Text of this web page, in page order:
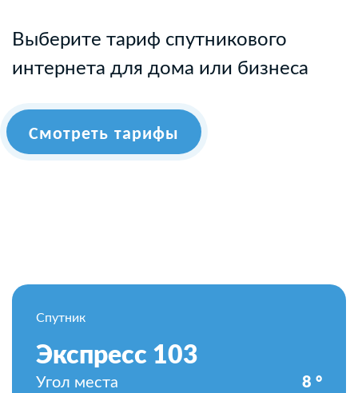
Выберите тариф спутникового
интернета для дома или бизнеса
Смотреть тарифы
Спутник
Экспресс 103
Угол места 8 °